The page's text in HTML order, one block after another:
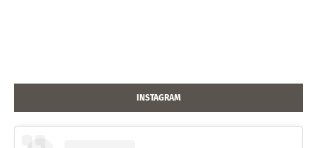
INSTAGRAM